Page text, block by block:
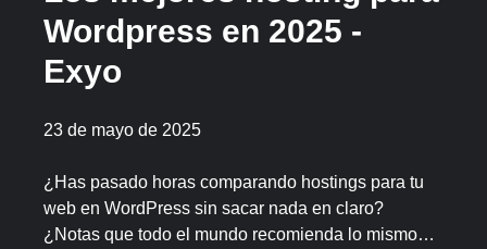
Wordpress en 2025 -
Exyo
23 de mayo de 2025
¿Has pasado horas comparando hostings para tu
web en WordPress sin sacar nada en claro?
¿Notas que todo el mundo recomienda lo mismo…